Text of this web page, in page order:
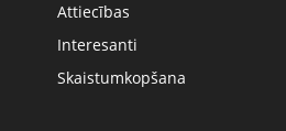
Attiecības
Interesanti
Skaistumkopšana